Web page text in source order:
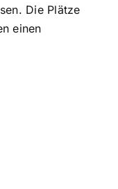
Die Plätze
einen